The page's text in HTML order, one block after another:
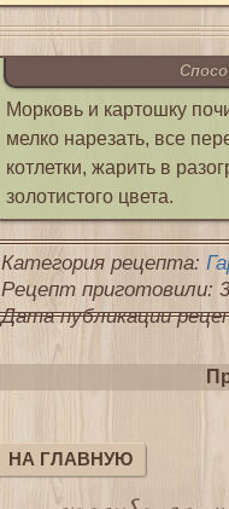
Морковь и картошку
мелко нарезать, все
котлетки, жарить в
золотистого цвета.
Категория рецепта:
Рецепт приготовили:
Дата публикации
НА ГЛАВНУЮ